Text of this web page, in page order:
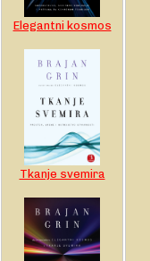
Elegantni kosmos
Tkanje svemira